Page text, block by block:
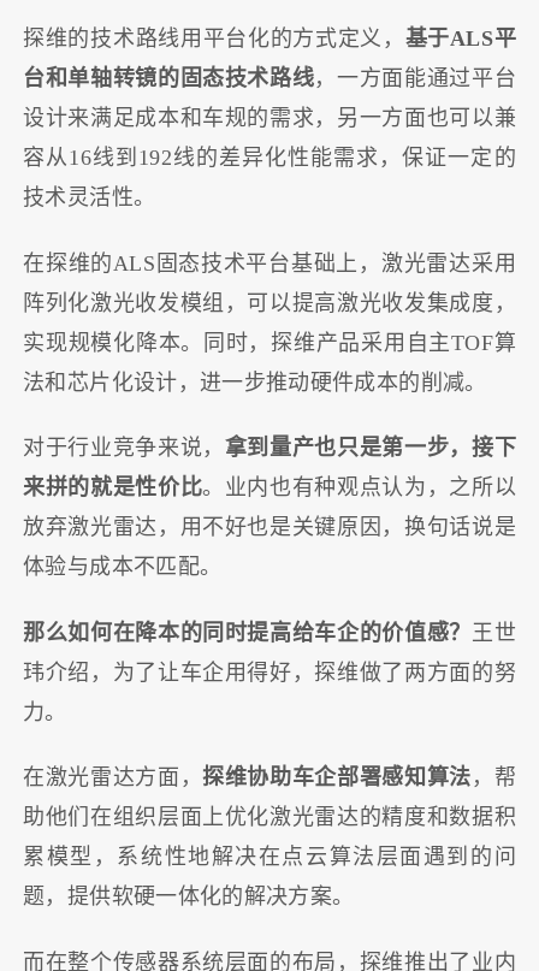
探维的技术路线用平台化的方式定义， 基于ALS平
台和单轴转镜的固态技术路线，一方面能通过平台
设计来满足成本和车规的需求，另一方面也可以兼
容从16线到192线的差异化性能需求，保证一定的
技术灵活性。
在探维的ALS固态技术平台基础上，激光雷达采用
阵列化激光收发模组，可以提高激光收发集成度，
实现规模化降本。同时，探维产品采用自主TOF算
法和芯片化设计，进一步推动硬件成本的削减。
对于行业竞争来说， 拿到量产也只是第一步，接下
来拼的就是性价比。业内也有种观点认为，之所以
放弃激光雷达，用不好也是关键原因，换句话说是
体验与成本不匹配。
那么如何在降本的同时提高给车企的价值感？ 王世
玮介绍，为了让车企用得好，探维做了两方面的努
力。
在激光雷达方面，探维协助车企部署感知算法 ，帮
助他们在组织层面上优化激光雷达的精度和数据积
累模型，系统性地解决在点云算法层面遇到的问
题，提供软硬一体化的解决方案。
而在整个传感器系统层面的布局，探维推出了业内